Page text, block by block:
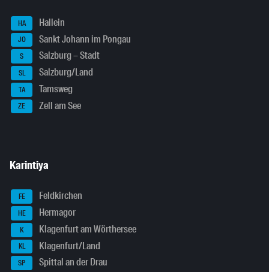
HA Hallein
JO Sankt Johann im Pongau
S Salzburg – Stadt
SL Salzburg/Land
TA Tamsweg
ZE Zell am See
Karintiya
FE Feldkirchen
HE Hermagor
K Klagenfurt am Wörthersee
KL Klagenfurt/Land
SP Spittal an der Drau